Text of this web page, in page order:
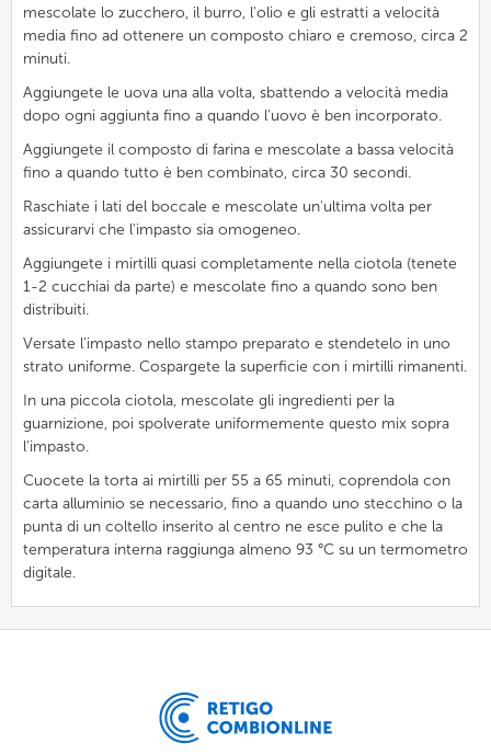
mescolate lo zucchero, il burro, l'olio e gli estratti a velocità
media fino ad ottenere un composto chiaro e cremoso, circa 2
minuti.
Aggiungete le uova una alla volta, sbattendo a velocità media
dopo ogni aggiunta fino a quando l'uovo è ben incorporato.
Aggiungete il composto di farina e mescolate a bassa velocità
fino a quando tutto è ben combinato, circa 30 secondi.
Raschiate i lati del boccale e mescolate un'ultima volta per
assicurarvi che l'impasto sia omogeneo.
Aggiungete i mirtilli quasi completamente nella ciotola (tenete
1-2 cucchiai da parte) e mescolate fino a quando sono ben
distribuiti.
Versate l'impasto nello stampo preparato e stendetelo in uno
strato uniforme. Cospargete la superficie con i mirtilli rimanenti.
In una piccola ciotola, mescolate gli ingredienti per la
guarnizione, poi spolverate uniformemente questo mix sopra
l'impasto.
Cuocete la torta ai mirtilli per 55 a 65 minuti, coprendola con
carta alluminio se necessario, fino a quando uno stecchino o la
punta di un coltello inserito al centro ne esce pulito e che la
temperatura interna raggiunga almeno 93 °C su un termometro
digitale.